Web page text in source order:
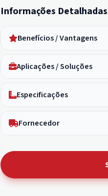
Informações Detalhadas
Benefícios / Vantagens
Aplicações / Soluções
Especificações
Fornecedor